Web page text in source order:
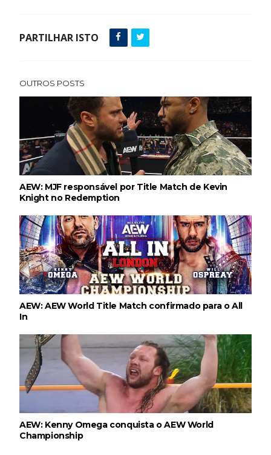
PARTILHAR ISTO
OUTROS POSTS
AEW: MJF responsável por Title Match de Kevin
Knight no Redemption
AEW: AEW World Title Match confirmado para o All
In
AEW: Kenny Omega conquista o AEW World
Championship